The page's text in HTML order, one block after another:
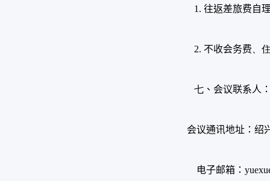
1. 往返差旅费自
2. 不收会务费 、
七 、会议联系人
会议通讯地址：绍
电子邮箱：